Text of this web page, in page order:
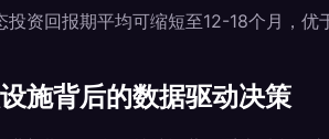
投资回报期平均可缩短至12-18个月，优
施背后的数据驱动决策